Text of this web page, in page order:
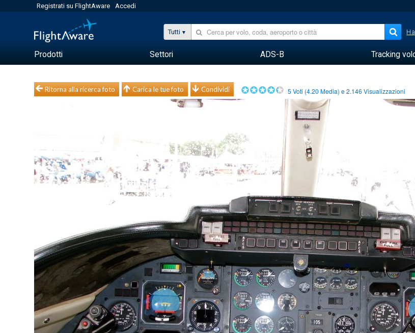
Registrati su FlightAware Accedi
Tutti
Prodotti Settori ADS-B Tracking
Ritorna alla ricerca foto Carica le tue foto Condividi 5 Voti (4.20 Media) e2.146 Visualizzazioni